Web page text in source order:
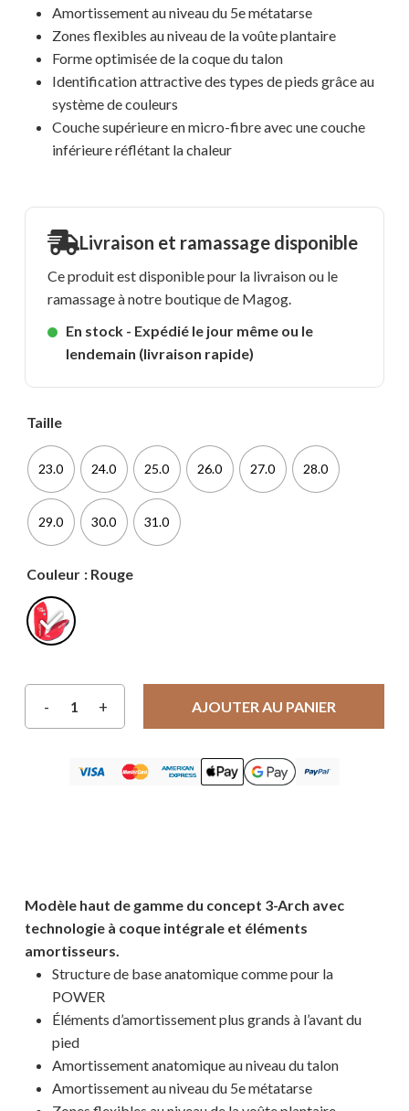
MAGASINER EN LIGNE
Amortissement au niveau du 5e métatarse
Zones flexibles au niveau de la voûte plantaire
Forme optimisée de la coque du talon
Identification attractive des types de pieds grâce au
système de couleurs
Couche supérieure en micro-fibre avec une couche
inférieure réflétant la chaleur
Livraison et ramassage disponible
Ce produit est disponible pour la livraison ou le
ramassage à notre boutique de Magog.
En stock - Expédié le jour même ou le
lendemain (livraison rapide)
Taille
23.0 24.0 25.0 26.0 27.0 28.0
29.0 30.0 31.0
Couleur : Rouge
AJOUTER AU PANIER
Modèle haut de gamme du concept 3-Arch avec
technologie à coque intégrale et éléments
amortisseurs.
Structure de base anatomique comme pour la
POWER
Éléments d’amortissement plus grands à l’avant du
pied
Amortissement anatomique au niveau du talon
Amortissement au niveau du 5e métatarse